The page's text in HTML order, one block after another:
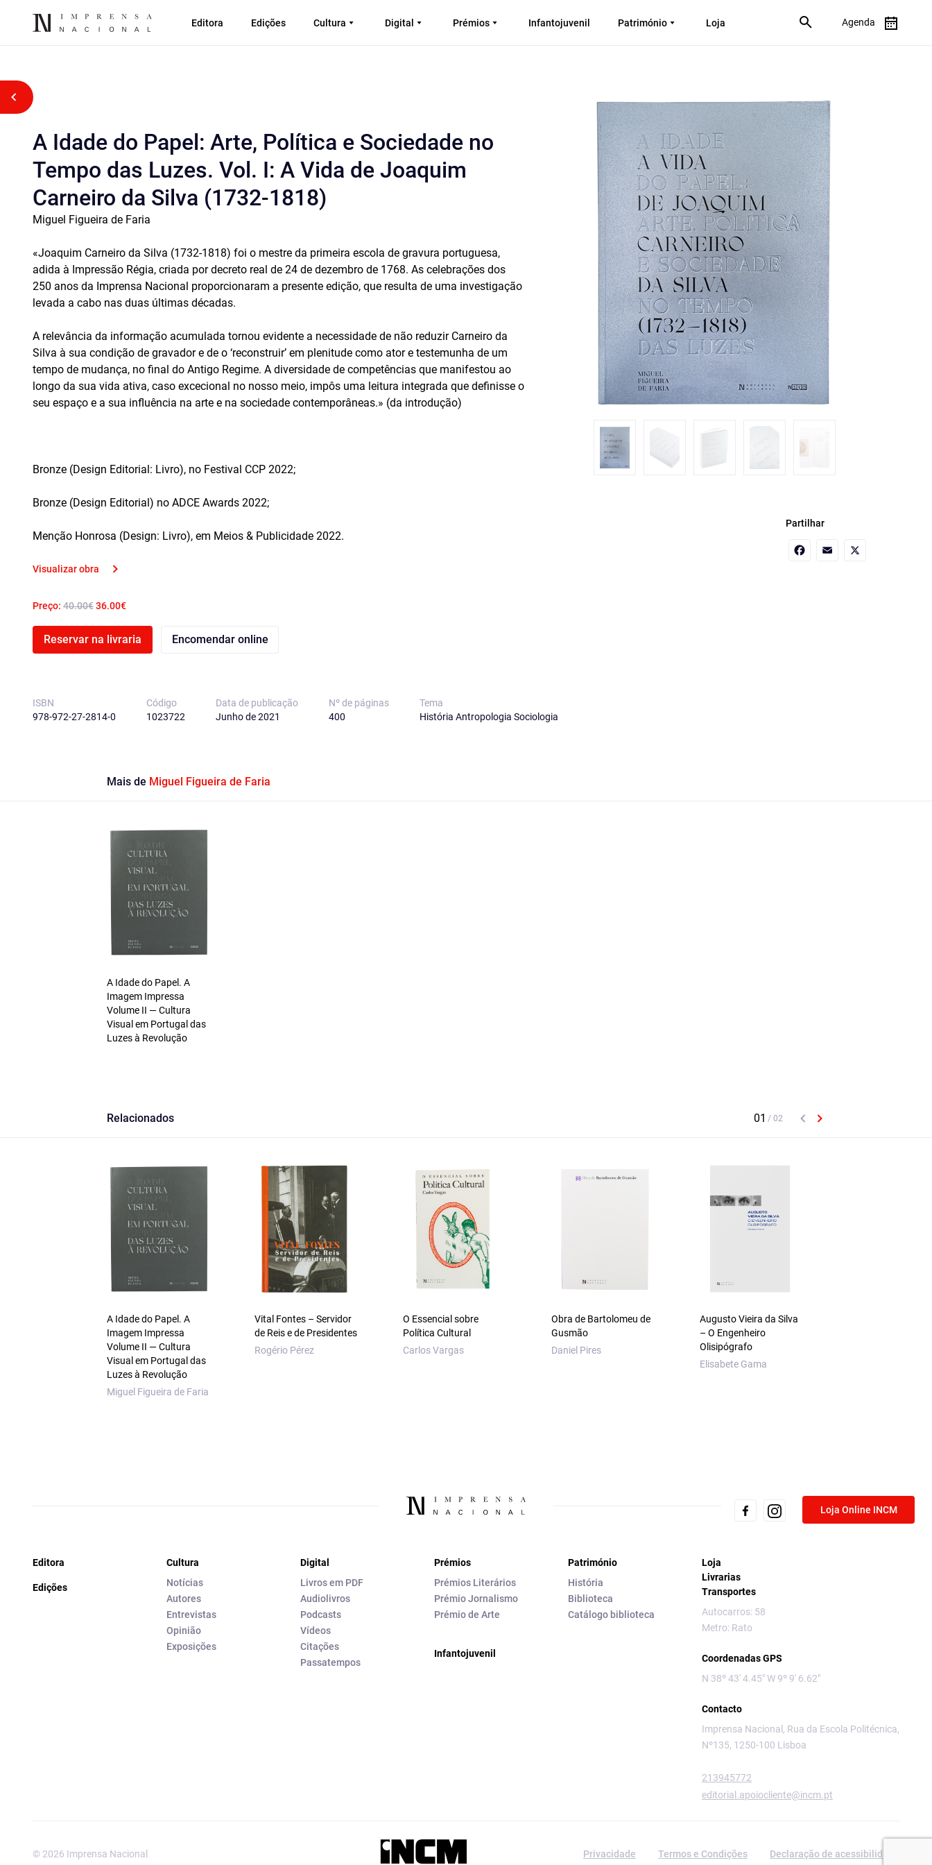
Editora Edições Cultura Digital Prémios Infantojuvenil Património Loja Agenda
Voltar atrás
A Idade do Papel: Arte, Política e Sociedade no
Tempo das Luzes. Vol. I: A Vida de Joaquim
Carneiro da Silva (1732-1818)
Miguel Figueira de Faria
«Joaquim Carneiro da Silva (1732-1818) foi o mestre da primeira escola de gravura portuguesa,
adida à Impressão Régia, criada por decreto real de 24 de dezembro de 1768. As celebrações dos
250 anos da Imprensa Nacional proporcionaram a presente edição, que resulta de uma investigação
levada a cabo nas duas últimas décadas.
A relevância da informação acumulada tornou evidente a necessidade de não reduzir Carneiro da
Silva à sua condição de gravador e de o ‘reconstruir’ em plenitude como ator e testemunha de um
tempo de mudança, no final do Antigo Regime. A diversidade de competências que manifestou ao
longo da sua vida ativa, caso excecional no nosso meio, impôs uma leitura integrada que definisse o
seu espaço e a sua influência na arte e na sociedade contemporâneas.» (da introdução)
Bronze (Design Editorial: Livro), no Festival CCP 2022;
Bronze (Design Editorial) no ADCE Awards 2022;
Menção Honrosa (Design: Livro), em Meios & Publicidade 2022.
Visualizar obra
Preço: 40.00€36.00€
Reservar na livraria Encomendar online
Partilhar
ISBN
978-972-27-2814-0
Código
1023722
Data de publicação
Junho de 2021
Nº de páginas
400
Tema
História Antropologia Sociologia
Mais de Miguel Figueira de Faria
A Idade do Papel. A
Imagem Impressa
Volume II — Cultura
Visual em Portugal das
Luzes à Revolução
Relacionados
A Idade do Papel. A
Imagem Impressa
Volume II — Cultura
Visual em Portugal das
Luzes à Revolução
Miguel Figueira de Faria
Vital Fontes – Servidor
de Reis e de Presidentes
Rogério Pérez
O Essencial sobre
Política Cultural
Carlos Vargas
Obra de Bartolomeu de
Gusmão
Daniel Pires
Augusto Vieira da Silva
– O Engenheiro
Olisipógrafo
Elisabete Gama
Loja Online INCM
Editora
Edições
Cultura
Notícias
Autores
Entrevistas
Opinião
Exposições
Digital
Livros em PDF
Audiolivros
Podcasts
Vídeos
Citações
Passatempos
Prémios
Prémios Literários
Prémio Jornalismo
Prémio de Arte
Infantojuvenil
Património
História
Biblioteca
Catálogo biblioteca
Loja
Livrarias
Transportes
Autocarros: 58
Metro: Rato
Coordenadas GPS
N 38º 43' 4.45" W 9º 9' 6.62"
Contacto
Imprensa Nacional, Rua da Escola Politécnica,
Nº135, 1250-100 Lisboa
213945772
editorial.apoiocliente@incm.pt
© 2026 Imprensa Nacional Privacidade Termos e Condições Declaração de acessibilidade